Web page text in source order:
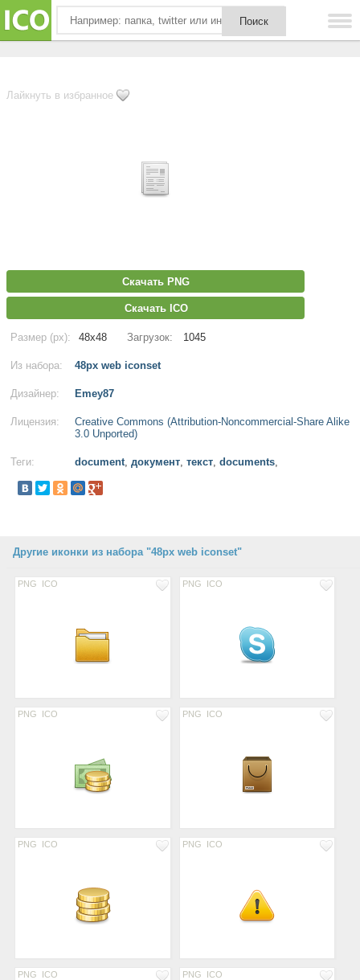
Лайкнуть в избранное
Скачать PNG
Скачать ICO
Размер (px): 48x48 Загрузок: 1045
Из набора: 48px web iconset
Дизайнер: Emey87
Лицензия:
Creative Commons (Attribution-Noncommercial-Share Alike
3.0 Unported)
Теги: document, документ, текст, documents,
Другие иконки из набора "48px web iconset"
PNG ICO PNG ICO
PNG ICO PNG ICO
PNG ICO PNG ICO
PNG ICO PNG ICO